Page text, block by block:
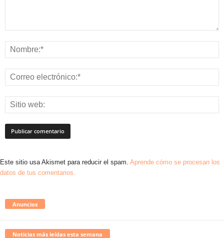
Este sitio usa Akismet para reducir el spam. Aprende cómo se procesan los
datos de tus comentarios.
Anuncios
Noticias más leídas esta semana